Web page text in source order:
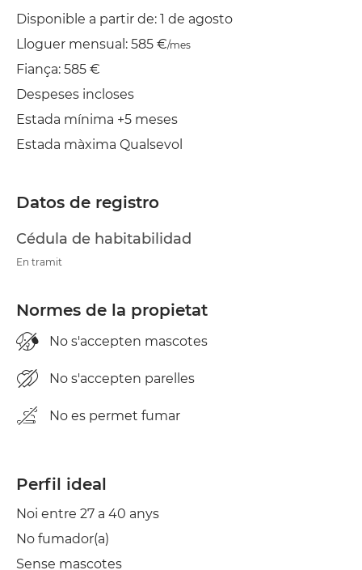
Planxa
Disponible a partir de: 1 de agosto
Lloguer mensual: 585 €/mes
Fiança: 585 €
Despeses incloses
Estada mínima +5 meses
Estada màxima Qualsevol
Datos de registro
Cédula de habitabilidad
En tramit
Normes de la propietat
No s'accepten mascotes
No s'accepten parelles
No es permet fumar
Perfil ideal
Noi entre 27 a 40 anys
No fumador(a)
Sense mascotes